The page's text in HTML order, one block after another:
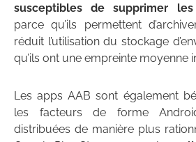
susceptibles de supprimer
parce qu’ils permettent
réduit l’utilisation du stockage
qu’ils ont une empreinte moyenne
Les apps AAB sont également
les facteurs de forme
distribuées de manière plus